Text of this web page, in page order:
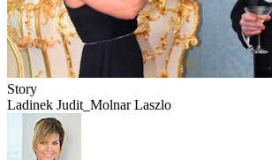
Story
Ladinek Judit_Molnar Laszlo